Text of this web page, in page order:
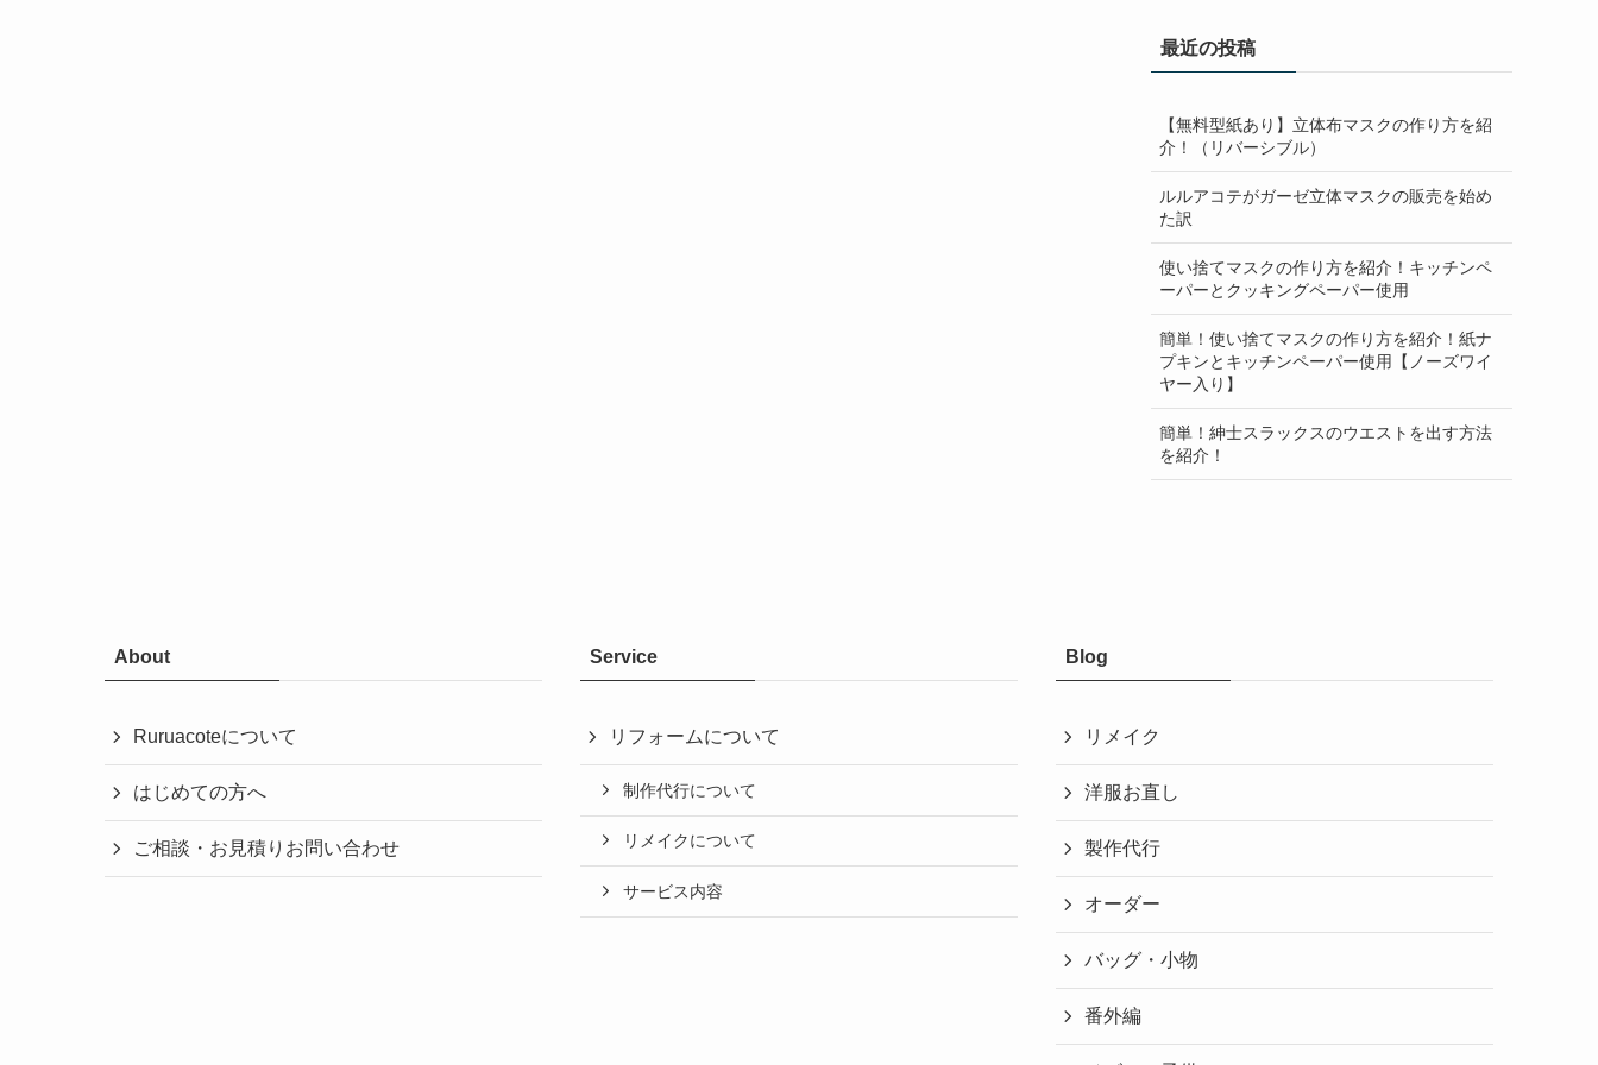
ブ最近の投稿
【無料型紙あり】立体布マスクの作り方を紹
介！（リバーシブル）
ルルアコテがガーゼ立体マスクの販売を始め
た訳
使い捨てマスクの作り方を紹介！キッチンペ
ーパーとクッキングペーパー使用
簡単！使い捨てマスクの作り方を紹介！紙ナ
プキンとキッチンペーパー使用【ノーズワイ
ヤー入り】
簡単！紳士スラックスのウエストを出す方法
を紹介！
About
Ruruacoteについて
はじめての方へ
ご相談・お見積りお問い合わせ
Service
リフォームについて
制作代行について
リメイクについて
サービス内容
Blog
リメイク
洋服お直し
製作代行
オーダー
バッグ・小物
番外編